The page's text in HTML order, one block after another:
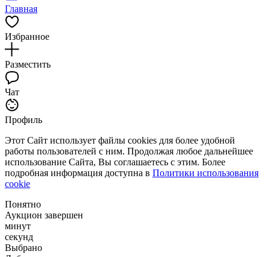
Главная
Избранное
Разместить
Чат
Профиль
Этот Сайт использует файлы cookies для более удобной
работы пользователей с ним. Продолжая любое дальнейшее
использование Сайта, Вы соглашаетесь с этим. Более
подробная информация доступна в Политики использования
cookie
Понятно
Аукцион завершен
минут
секунд
Выбрано